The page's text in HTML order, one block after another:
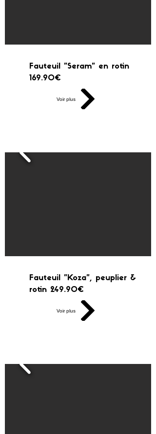
Fauteuil "Seram" en rotin
169.90€
Voir plus
Fauteuil "Koza", peuplier &
rotin 249.90€
Voir plus